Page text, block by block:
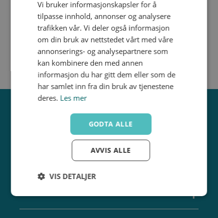
Produktdatablad
67
32
40
Vi bruker informasjonskapsler for å
tilpasse innhold, annonser og analysere
trafikken vår. Vi deler også informasjon
om din bruk av nettstedet vårt med våre
annonserings- og analysepartnere som
kan kombinere den med annen
informasjon du har gitt dem eller som de
har samlet inn fra din bruk av tjenestene
deres. Les mer
GODTA ALLE
AVVIS ALLE
VIS DETALJER
Strengt
Ytelse Målretting